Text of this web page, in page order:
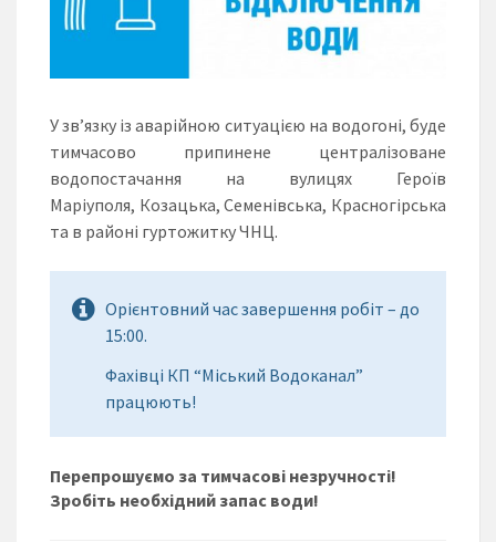
У зв’язку із аварійною ситуацією на водогоні, буде
тимчасово припинене централізоване
водопостачання на вулицях Героїв
Маріуполя, Козацька, Семенівська, Красногірська
та в районі гуртожитку ЧНЦ.
Орієнтовний час завершення робіт – до
15:00.
Фахівці КП “Міський Водоканал”
працюють!
Перепрошуємо за тимчасові незручності!
Зробіть необхідний запас води!